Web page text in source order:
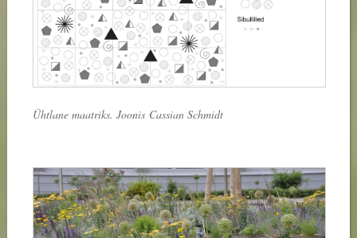
Ühtlane maatriks. Joonis Cassian Schmidt